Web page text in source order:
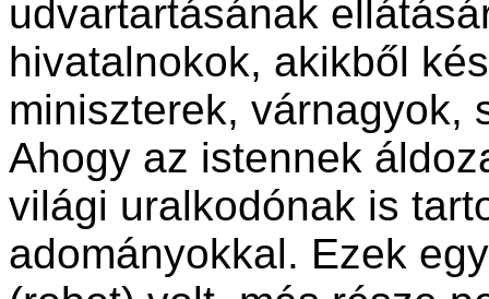
udvartartásának
hivatalnokok, akikből
miniszterek, várnagyok,
Ahogy az istennek
világi uralkodónak is
adományokkal. Ezek